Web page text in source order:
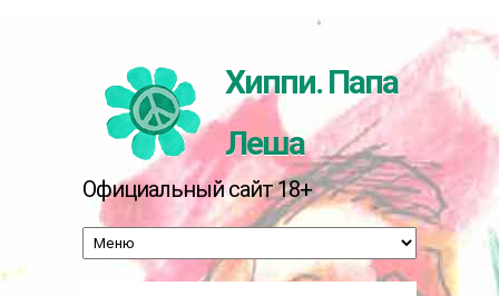
Хиппи. Папа
Леша
Официальный сайт 18+